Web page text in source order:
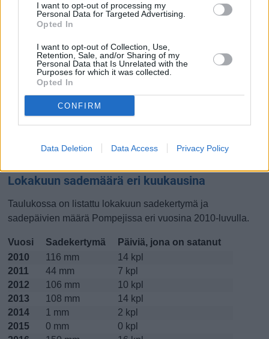
I want to opt-out of processing my
Personal Data for Targeted Advertising.
Opted In
I want to opt-out of Collection, Use,
Retention, Sale, and/or Sharing of my
Personal Data that Is Unrelated with the
Purposes for which it was collected.
Opted In
CONFIRM
Data Deletion Data Access Privacy Policy
Tammikuussa Helmikuussa Maaliskuussa
Huhtikuussa Toukokuussa Kesäkuussa
Heinäkuussa Elokuussa Syyskuussa
Lokakuussa
Kiinnostavatko lämpötilat?
lämmintä Pompejissa on ollut lokakuussa
Lokakuun sademäärä eri kuukausina
Taulukossa on listattu lokakuun sadekertymä ja
sadepäivien määrä Pompejissa eri vuosina 2010-luvulla.
Vuosi Sadekertymä
Päiviä, jona on satanut
2010
116 mm
14 kpl
2011
44 mm
7 kpl
2012
106 mm
10 kpl
2013
108 mm
14 kpl
2014
1 mm
2 kpl
2015
0 mm
0 kpl